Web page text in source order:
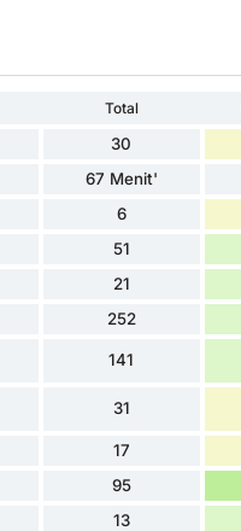
Total
30
67 Menit'
6
51
21
252
141
31
17
95
13